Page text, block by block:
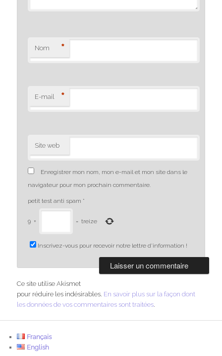
Nom *
E-mail *
Site web
Enregistrer mon nom, mon e-mail et mon site dans le
navigateur pour mon prochain commentaire.
petit test anti spam *
9 + = treize
Inscrivez-vous pour recevoir notre lettre d'information !
Ce site utilise Akismet
pour réduire les indésirables. En savoir plus sur la façon dont
les données de vos commentaires sont traitées.
Français
English